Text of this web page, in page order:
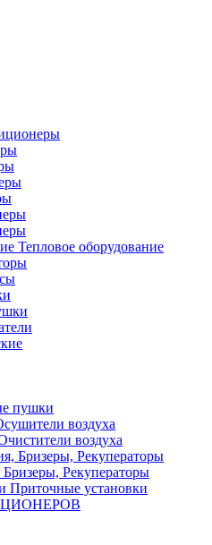
Тепловое оборудование
пушки
воздуха
воздуха
Рекуператоры
Приточные установки